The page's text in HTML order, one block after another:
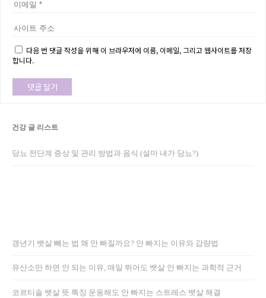
다음 번 댓글 작성을 위해 이 브라우저에 이름, 이메일, 그리고 웹사이트를 저장
합니다.
건강 글 리스트
당뇨 전단계 증상 및 관리 방법과 음식 (설마 내가 당뇨?)
갱년기 뱃살 빼는 법 왜 안 빠질까요? 안 빠지는 이유와 감량법
유산소만 하면 안 되는 이유, 매일 뛰어도 뱃살 안 빠지는 과학적 근거
코르티솔 뱃살 뜻 특징 운동해도 안 빠지는 스트레스 뱃살 해결